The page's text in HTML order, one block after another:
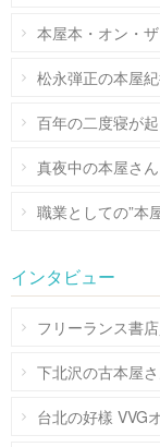
本屋本・オン・
松永弾正の本屋
百年の二度寝が
真夜中の本屋さん
職業としての”本
インタビュー
フリーランス書
下北沢の古本屋
台北の好樣 VVG